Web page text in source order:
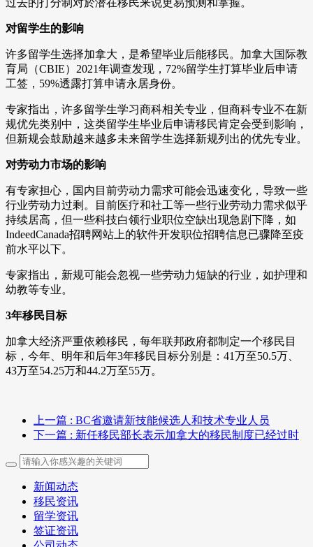
过去的打分制对於潜在移民来说更易预测和掌握。
对留学生的影响
许多留学生选择加拿大，是希望毕业后能移民。加拿大国际教
育局（CBIE）2021年调查发现，72%留学生打算毕业后申请
工签，59%透露打算申请永居身份。
专家指出，许多留学生学习商科相关专业，但商科专业不在新
规优先类别中，这类留学生毕业后申请移民肯定会受到影响，
但新规会鼓励越来越多未来留学生选择新规列出的优先专业。
对劳动力市场的影响
有专家担心，国内目前劳动力需求可能会迅速变化，导致一些
行业劳动力过剩。目前医疗和社工等一些行业劳动力需求似乎
持续居高，但一些科技白领行业职位空缺出现急剧下降，如
IndeedCanada招聘网站上的软件开发职位招聘信息已骤降至疫
前水平以下。
专家指出，新规可能会忽视一些劳动力短缺的行业，如护理和
幼教等专业。
3年移民目标
加拿大经济严重依赖移民，每年联邦政府都制定一个移民目
标，今年、明年和后年3年移民目标分别是：41万至50.5万、
43万至54.25万和44.2万至55万。
上一篇 : BC省邀请新技能候选人和技术专业人员
下一篇 : 新任移民部长表示加拿大的移民制度已经过时
新闻动态
移民资讯
留学资讯
签证资讯